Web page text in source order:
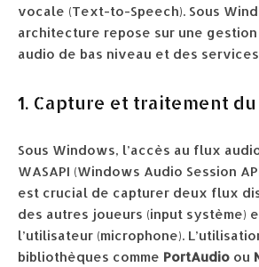
vocale (Text-to-Speech). Sous
architecture repose sur une
audio de bas niveau et des
1. Capture et traitement
Sous Windows, l’accès au flux
WASAPI (Windows Audio Session
est crucial de capturer deux flux
des autres joueurs (input système)
l’utilisateur (microphone).
bibliothèques comme PortAudio ou